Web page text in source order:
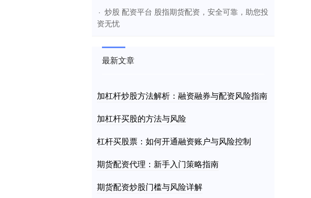
· ​炒股 配资平台 股指期货配资，安全可靠，助您投
资无忧
最新文章
加杠杆炒股方法解析：融资融券与配资风险指南
加杠杆买股的方法与风险
杠杆买股票：如何开通融资账户与风险控制
期货配资代理：新手入门策略指南
期货配资炒股门槛与风险详解